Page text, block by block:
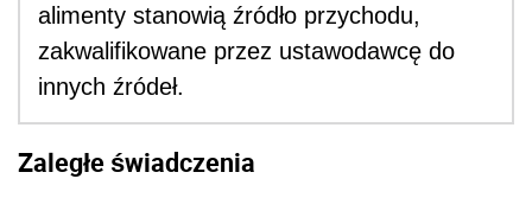
alimenty stanowią źródło przychodu,
zakwalifikowane przez ustawodawcę do
innych źródeł.
Zaległe świadczenia